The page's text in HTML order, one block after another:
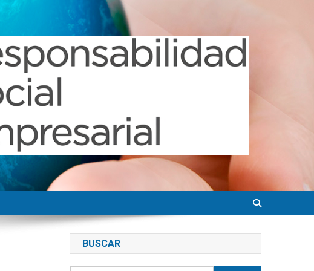
BUSCAR